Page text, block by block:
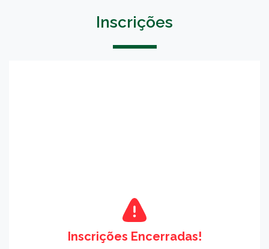
Inscrições
Inscrições Encerradas!